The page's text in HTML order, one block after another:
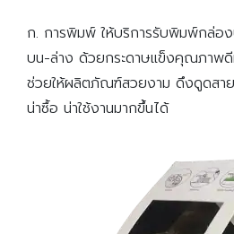
ก. การพิมพ์ ให้บริการรับพิมพ์กล่อง
บน-ล่าง ด้วยกระดาษแข็งคุณภาพดี
ช่วยให้ผลิตภัณฑ์สวยงาม ดึงดูดสาย
น่าซื้อ น่าใช้งานมากขึ้นได้